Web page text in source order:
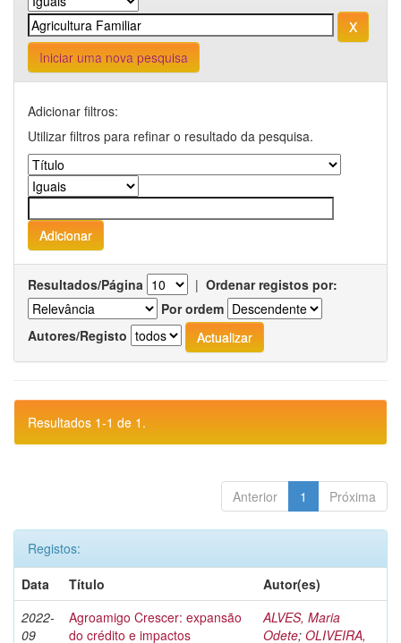
Iniciar uma nova pesquisa
Adicionar filtros:
Utilizar filtros para refinar o resultado da pesquisa.
Resultados/Página | Ordenar registos por:
Por ordem
Autores/Registo
Resultados 1-1 de 1.
Anterior 1 Próxima
Registos:
Data
Título
Autor(es)
2022-
09
Agroamigo Crescer: expansão
do crédito e impactos
ALVES, Maria
Odete; OLIVEIRA,